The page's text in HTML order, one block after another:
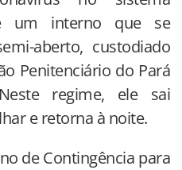
um interno que se
aberto, custodiado
Penitenciário do Pará
regime, ele sai
e retorna à noite.
de Contingência para